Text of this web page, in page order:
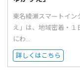
東名綾瀬スマートイン
え」は、地域密着・
にわ...
詳しくはこちら